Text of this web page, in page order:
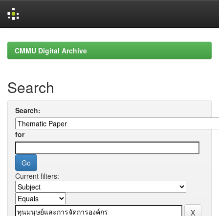
navigationCMMU Digital Archive
Search
Search:
for
Current filters: